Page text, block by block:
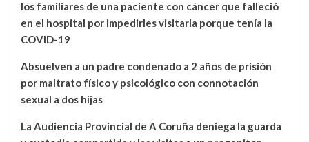
los familiares de una paciente con cáncer que falleció
en el hospital por impedirles visitarla porque tenía la
COVID-19
Absuelven a un padre condenado a 2 años de prisión
por maltrato físico y psicológico con connotación
sexual a dos hijas
La Audiencia Provincial de A Coruña deniega la guarda